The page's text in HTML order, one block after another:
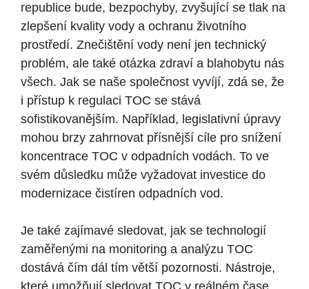
republice bude, bezpochyby, zvyšující se ⁣tlak⁤ na​
zlepšení ⁤kvality vody a ochranu životního
prostředí.⁢ Znečištění ​vody není jen technický
⁢problém, ale také ⁤otázka zdraví a blahobytu nás
všech. Jak se ‌naše společnost vyvíjí, zdá se, že
i přístup k‌ regulaci TOC se stává
sofistikovanějším. Například, legislativní úpravy
mohou brzy zahrnovat přísnější cíle pro snížení⁢
koncentrace TOC‌ v odpadních vodách. To ve
svém důsledku může vyžadovat investice do
modernizace čistíren odpadních vod.
Je také zajímavé​ sledovat, jak se technologií
zaměřenými na monitoring a analýzu TOC
dostává čím dál tím větší⁣ pozornosti. Nástroje,